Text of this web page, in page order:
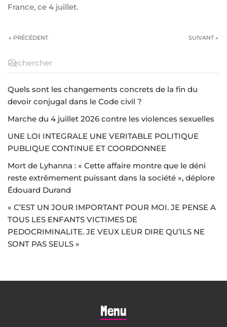
France, ce 4 juillet.
« PRÉCÉDENT SUIVANT »
Quels sont les changements concrets de la fin du
devoir conjugal dans le Code civil ?
Marche du 4 juillet 2026 contre les violences sexuelles
UNE LOI INTEGRALE UNE VERITABLE POLITIQUE
PUBLIQUE CONTINUE ET COORDONNEE
Mort de Lyhanna : « Cette affaire montre que le déni
reste extrêmement puissant dans la société », déplore
Édouard Durand
« C’EST UN JOUR IMPORTANT POUR MOI. JE PENSE A
TOUS LES ENFANTS VICTIMES DE
PEDOCRIMINALITE. JE VEUX LEUR DIRE QU’ILS NE
SONT PAS SEULS »
Menu